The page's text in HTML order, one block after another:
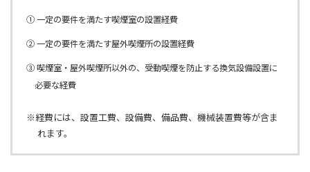
① 一定の要件を満たす喫煙室の設置経費
② 一定の要件を満たす屋外喫煙所の設置経費
③ 喫煙室・屋外喫煙所以外の、受動喫煙を防止する換気設備設置に
必要な経費
※経費には、設置工費、設備費、備品費、機械装置費等が含ま
れます。